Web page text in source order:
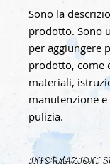
Sono la
prodotto. Sono
per aggiungere
prodotto, come
materiali,
manutenzione
pulizia.
INFORMAZIONI